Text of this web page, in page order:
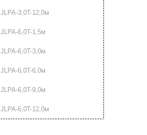
JLPA-3,0T-12,0м
JLPA-6,0T-1,5м
JLPA-6,0T-3,0м
JLPA-6,0T-6,0м
JLPA-6,0T-9,0м
JLPA-6,0T-12,0м